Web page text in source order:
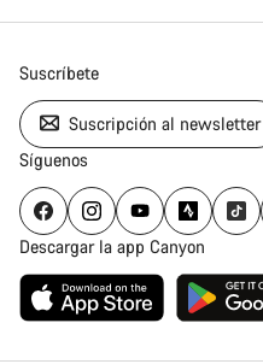
Suscríbete
Suscripción al newsletter
Síguenos
Descargar la app Canyon